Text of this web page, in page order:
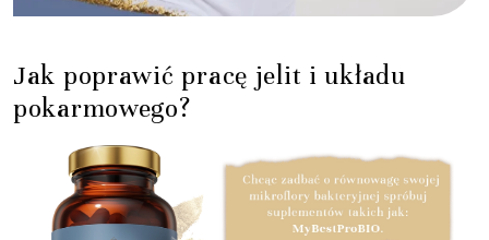
Jak poprawić pracę jelit i układu
pokarmowego?